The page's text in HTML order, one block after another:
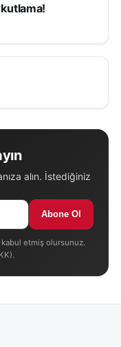
alın. İstediğiniz
Abone Ol
etmiş olursunuz.